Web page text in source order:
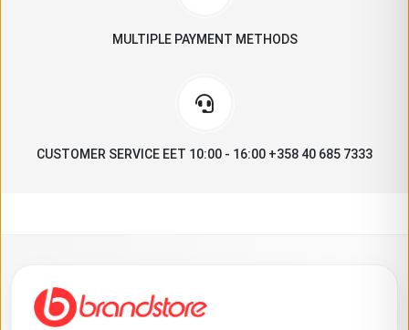
MULTIPLE PAYMENT METHODS
CUSTOMER SERVICE EET 10:00 - 16:00 +358 40 685 7333